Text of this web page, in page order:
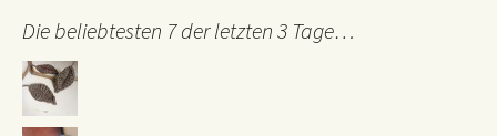
Die beliebtesten 7 der letzten 3 Tage…